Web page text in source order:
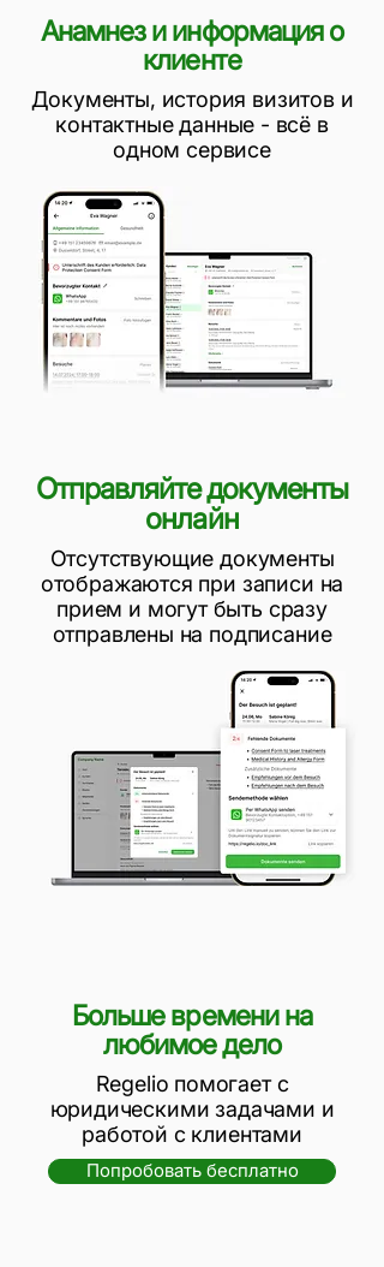
Анамнез и информация о
клиенте
Документы, история визитов и
контактные данные - всё в
одном сервисе
Отправляйте документы
онлайн
Отсутствующие документы
отображаются при записи на
прием и могут быть сразу
отправлены на подписание
Больше времени на
любимое дело
Regelio помогает с
юридическими задачами и
работой с клиентами
Попробовать бесплатно